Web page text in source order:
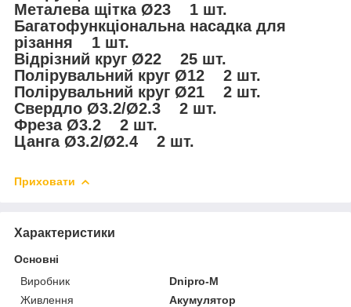
Металева щітка Ø23 1 шт.
Багатофункціональна насадка для
різання 1 шт.
Відрізний круг Ø22 25 шт.
Полірувальний круг Ø12 2 шт.
Полірувальний круг Ø21 2 шт.
Свердло Ø3.2/Ø2.3 2 шт.
Фреза Ø3.2 2 шт.
Цанга Ø3.2/Ø2.4 2 шт.
Приховати
Характеристики
Основні
Виробник
Dnipro-M
Живлення
Акумулятор